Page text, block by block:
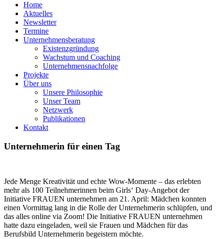
Home
Aktuelles
Newsletter
Termine
Unternehmensberatung
Existenzgründung
Wachstum und Coaching
Unternehmensnachfolge
Projekte
Über uns
Unsere Philosophie
Unser Team
Netzwerk
Publikationen
Kontakt
Unternehmerin für einen Tag
Jede Menge Kreativität und echte Wow-Momente – das erlebten
mehr als 100 Teilnehmerinnen beim Girls‘ Day-Angebot der
Initiative FRAUEN unternehmen am 21. April: Mädchen konnten
einen Vormittag lang in die Rolle der Unternehmerin schlüpfen, und
das alles online via Zoom! Die Initiative FRAUEN unternehmen
hatte dazu eingeladen, weil sie Frauen und Mädchen für das
Berufsbild Unternehmerin begeistern möchte.